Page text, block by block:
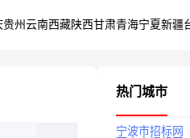
贵州 云南西藏陕西甘肃青海宁夏新疆
热门城市
宁波市招标网